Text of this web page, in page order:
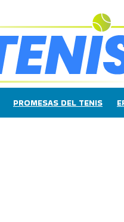
PROMESAS DEL TENIS